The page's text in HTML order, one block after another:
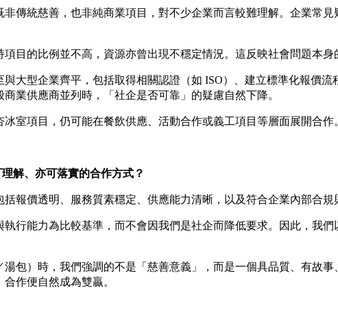
傳統慈善，也非純商業項目，對不少企業而言較難理解。企業常
目的比例並不高，資源亦曾出現不穩定情況。這反映社會問題本身
大型企業齊平，包括取得相關認證（如 ISO）、建立標準化報價
業供應商並列時，「社企是否可靠」的疑慮自然下降。
室項目，仍可能在餐飲供應、活動合作或義工項目等層面展開合作
解、亦可落實的合作方式？
報價透明、服務質素穩定、供應能力清晰，以及符合企業內部合規
行能力為比較基準，而不會因我們是社企而降低要求。因此，我
包）時，我們強調的不是「慈善意義」，而是一個具品質、有故
作便自然成為雙贏。